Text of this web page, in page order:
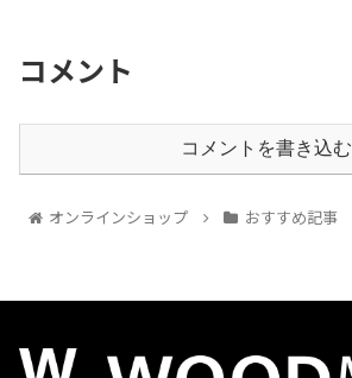
コメント
コメントを書き込む
オンラインショップ おすすめ記事